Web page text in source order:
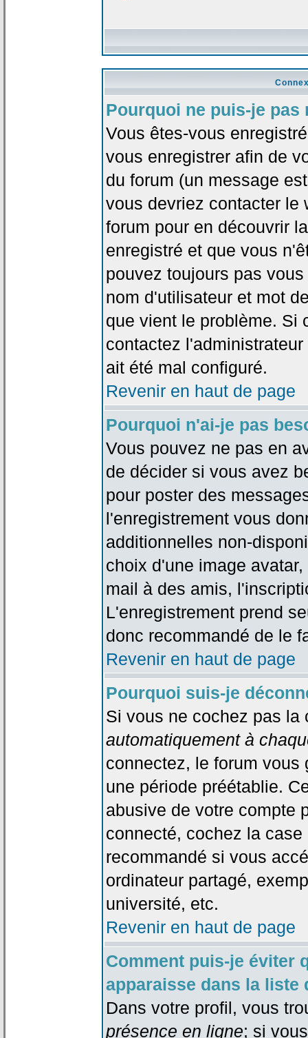
Pourquoi ne puis-je pas
Vous êtes-vous
vous enregistrer afin de
du forum (un message
vous devriez contacter le
forum pour en découvrir
enregistré et que vous
pouvez toujours pas
nom d'utilisateur et mot
que vient le problème. Si
contactez
ait été mal configuré.
Revenir en haut de page
Pourquoi n'ai-je pas
Vous pouvez ne pas en
de décider si vous avez
pour poster des
l'enregistrement vous
additionnelles non-
choix d'une image
mail à des amis,
L'enregistrement prend
donc recommandé de le
Revenir en haut de page
Pourquoi suis-je
Si vous ne cochez pas
automatiquement à
connectez, le forum vous
une période préétablie.
abusive de votre compte
connecté, cochez la
recommandé si vous
ordinateur partagé,
université, etc.
Revenir en haut de page
Comment puis-je éviter
apparaisse dans la liste
Dans votre profil, vous
présence en ligne; si